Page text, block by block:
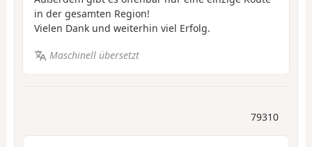
in der gesamten Region!
Vielen Dank und weiterhin viel Erfolg.
Maschinell übersetzt
79310